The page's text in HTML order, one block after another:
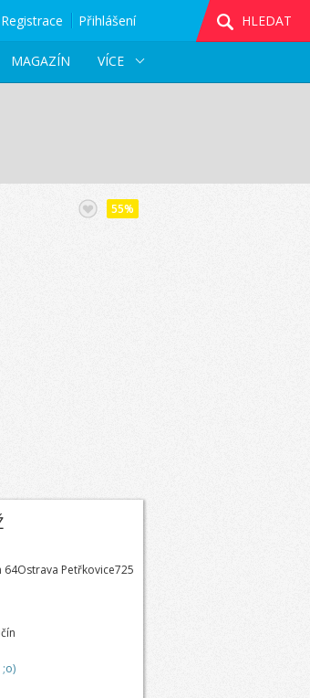
Registrace Přihlášení
HLEDAT
VÍCE
MAGAZÍN
55%
64Ostrava Petřkovice725